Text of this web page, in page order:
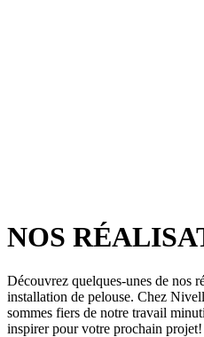
NOS
Découvrez quelques-unes de nos
installation de pelouse. Chez
sommes fiers de notre travail
inspirer pour votre prochain projet!